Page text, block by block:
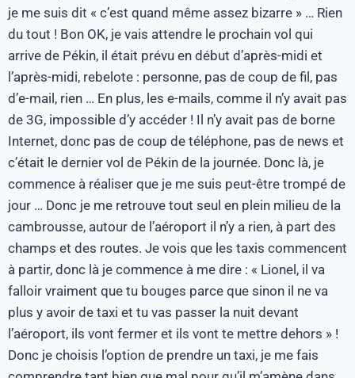
je me suis dit « c’est quand même assez bizarre » … Rien
du tout ! Bon OK, je vais attendre le prochain vol qui
arrive de Pékin, il était prévu en début d’après-midi et
l’après-midi, rebelote : personne, pas de coup de fil, pas
d’e-mail, rien … En plus, les e-mails, comme il n’y avait pas
de 3G, impossible d’y accéder ! Il n’y avait pas de borne
Internet, donc pas de coup de téléphone, pas de news et
c’était le dernier vol de Pékin de la journée. Donc là, je
commence à réaliser que je me suis peut-être trompé de
jour … Donc je me retrouve tout seul en plein milieu de la
cambrousse, autour de l’aéroport il n’y a rien, à part des
champs et des routes. Je vois que les taxis commencent
à partir, donc là je commence à me dire : « Lionel, il va
falloir vraiment que tu bouges parce que sinon il ne va
plus y avoir de taxi et tu vas passer la nuit devant
l’aéroport, ils vont fermer et ils vont te mettre dehors » !
Donc je choisis l’option de prendre un taxi, je me fais